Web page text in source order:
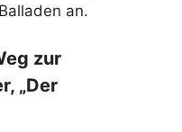
an.
zur
„Der